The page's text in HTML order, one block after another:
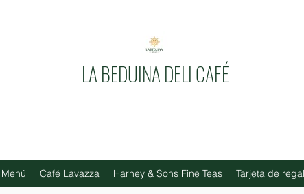
LA BEDUINA DELI CAFÉ
Menú Café Lavazza Harney & Sons Fine Teas Tarjeta de